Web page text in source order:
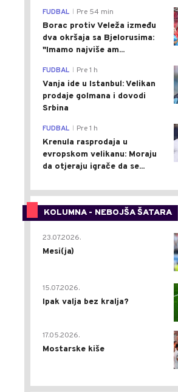
FUDBAL Pre 54 min
Borac protiv Veleža između
dva okršaja sa Bjelorusima:
"Imamo najviše am...
FUDBAL Pre 1 h
Vanja ide u Istanbul: Velikan
prodaje golmana i dovodi
Srbina
FUDBAL Pre 1 h
Krenula rasprodaja u
evropskom velikanu: Moraju
da otjeraju igrače da se...
KOLUMNA - NEBOJŠA ŠATARA
23.07.2026.
Mesi(ja)
15.07.2026.
Ipak valja bez kralja?
17.05.2026.
Mostarske kiše